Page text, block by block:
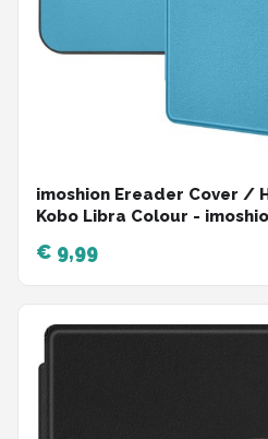
imoshion Ereader Cover /
Kobo Libra Colour -
Sleepcover Bookcase
€ 9,99